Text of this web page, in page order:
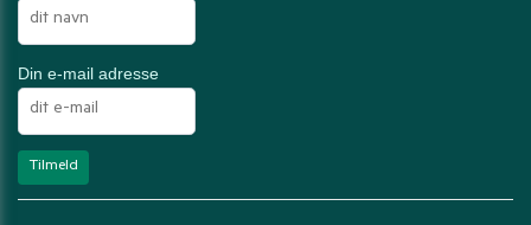
Din e-mail adresse